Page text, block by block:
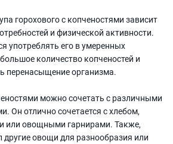
горохового с копченостями зависит
и физической активности.
употреблять его в умеренных
количество копченостей и
перенасыщение организма.
можно сочетать с различными
Он отлично сочетается с хлебом,
или овощными гарнирами. Также,
овощи для разнообразия или